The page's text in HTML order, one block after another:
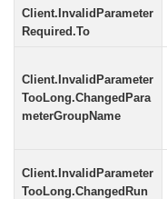
Client.InvalidParameter
Required.To
Client.InvalidParameter
TooLong.ChangedPara
meterGroupName
Client.InvalidParameter
TooLong.ChangedRun